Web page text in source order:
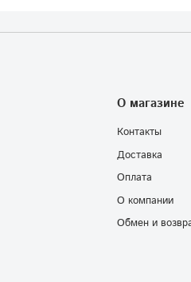
О магазине
Контакты
Доставка
Оплата
О компании
Обмен и